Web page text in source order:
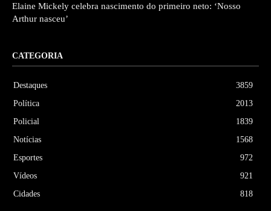
Elaine Mickely celebra nascimento do primeiro neto: ‘Nosso
Arthur nasceu’
CATEGORIA
Destaques
3859
Política
2013
Policial
1839
Notícias
1568
Esportes
972
Vídeos
921
Cidades
818